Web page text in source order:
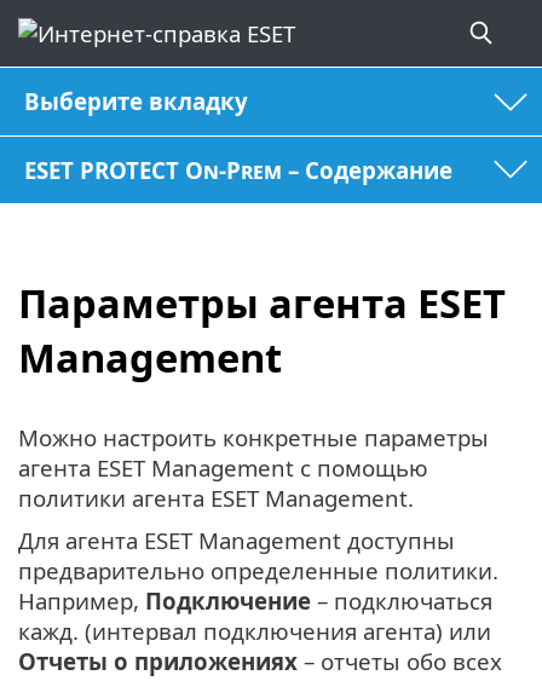
Выберите вкладку
ESET PROTECT On-Prem – Содержание
Параметры агента ESET
Management
Можно настроить конкретные параметры
агента ESET Management с помощью
политики агента ESET Management.
Для агента ESET Management доступны
предварительно определенные политики.
Например, Подключение – подключаться
кажд. (интервал подключения агента) или
Отчеты о приложениях – отчеты обо всех